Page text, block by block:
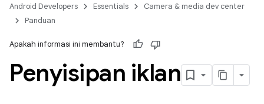
Android Developers Essentials
Camera & media dev center
Panduan
Apakah informasi ini membantu?
Penyisipan iklan